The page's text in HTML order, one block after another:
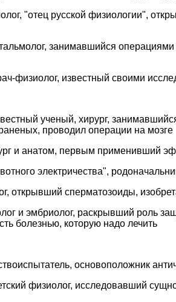
"отец русской физиологии",
занимавшийся операциями
известный своими
ученый, хирург,
проводил операции на мозге
и анатом, первым применивший
электричества",
сперматозоиды,
и эмбриолог, раскрывший роль
болезнью, которую надо лечить
основоположник
физиолог, исследовавший